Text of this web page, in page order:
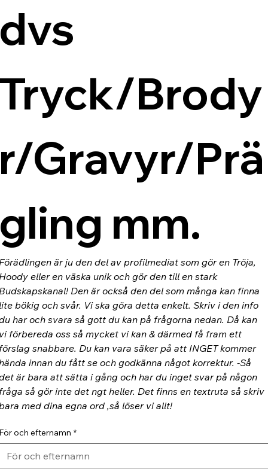
Brody
Gravyr/Prä
mm.
är ju den del av profilmediat som gör en Tröja,
eller en väska unik och gör den till en stark
Den är också den del som många kan finna
bökig och svår. Vi ska göra detta enkelt. Skriv i den info
har och svara så gott du kan på frågorna nedan. Då kan
förbereda oss så mycket vi kan & därmed få fram ett
snabbare. Du kan vara säker på att INGET kommer
innan du fått se och godkänna något korrektur. -Så
är bara att sätta i gång och har du inget svar på någon
så gör inte det ngt heller. Det finns en textruta så skriv
med dina egna ord ,så löser vi allt!
och efternamn *